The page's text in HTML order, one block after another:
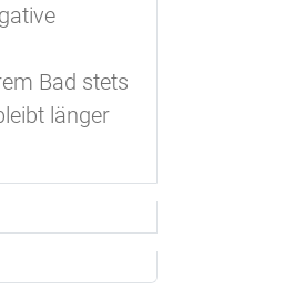
Bad stets
länger